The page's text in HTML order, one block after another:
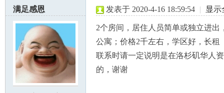
满足感恩 发表于 2020-4-16 18:59:54 | 显示
2个房间，居住人员简单或独立进出
公寓；价格2千左右，学区好，长租
联系时请一定说明是在洛杉矶华人
的，谢谢